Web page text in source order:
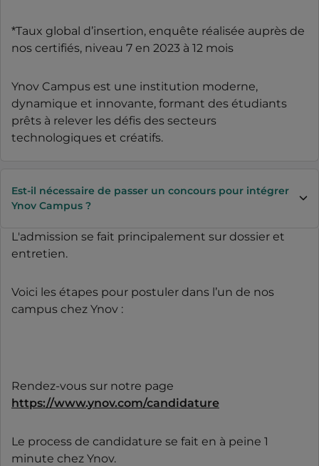
*Taux global d’insertion, enquête réalisée auprès de
nos certifiés, niveau 7 en 2023 à 12 mois
Ynov Campus est une institution moderne,
dynamique et innovante, formant des étudiants
prêts à relever les défis des secteurs
technologiques et créatifs.
Est-il nécessaire de passer un concours pour intégrer
Ynov Campus ?
L'admission se fait principalement sur dossier et
entretien.
Voici les étapes pour postuler dans l’un de nos
campus chez Ynov :
Rendez-vous sur notre page
https://www.ynov.com/candidature
Le process de candidature se fait en à peine 1
minute chez Ynov.